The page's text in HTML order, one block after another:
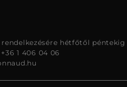
hétfőtől péntekig
1 406 04 06